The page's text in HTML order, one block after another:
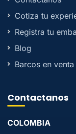
Cotiza tu
Registra tu
Blog
Barcos en
Contactanos
COLOMBIA